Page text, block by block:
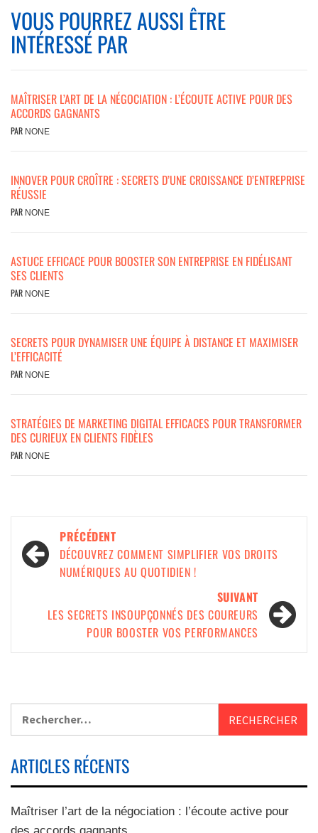
VOUS POURREZ AUSSI ÊTRE
INTÉRESSÉ PAR
MAÎTRISER L’ART DE LA NÉGOCIATION : L’ÉCOUTE ACTIVE POUR DES
ACCORDS GAGNANTS
PAR NONE
INNOVER POUR CROÎTRE : SECRETS D’UNE CROISSANCE D’ENTREPRISE
RÉUSSIE
PAR NONE
ASTUCE EFFICACE POUR BOOSTER SON ENTREPRISE EN FIDÉLISANT
SES CLIENTS
PAR NONE
SECRETS POUR DYNAMISER UNE ÉQUIPE À DISTANCE ET MAXIMISER
L’EFFICACITÉ
PAR NONE
STRATÉGIES DE MARKETING DIGITAL EFFICACES POUR TRANSFORMER
DES CURIEUX EN CLIENTS FIDÈLES
PAR NONE
PRÉCÉDENT
DÉCOUVREZ COMMENT SIMPLIFIER VOS DROITS
NUMÉRIQUES AU QUOTIDIEN !
SUIVANT
LES SECRETS INSOUPÇONNÉS DES COUREURS
POUR BOOSTER VOS PERFORMANCES
ARTICLES RÉCENTS
Maîtriser l’art de la négociation : l’écoute active pour